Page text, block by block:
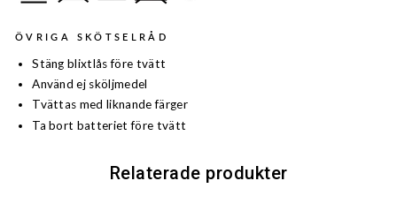
ÖVRIGA SKÖTSELRÅD
Stäng blixtlås före tvätt
Använd ej sköljmedel
Tvättas med liknande färger
Ta bort batteriet före tvätt
Relaterade produkter